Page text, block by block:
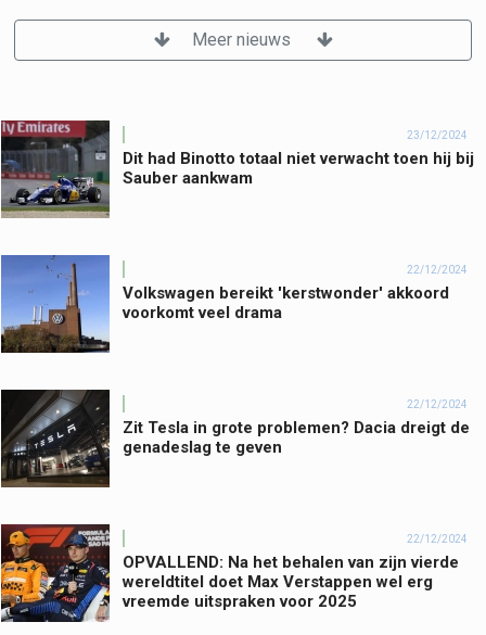
Meer nieuws
23/12/2024
Dit had Binotto totaal niet verwacht toen hij bij
Sauber aankwam
22/12/2024
Volkswagen bereikt 'kerstwonder' akkoord
voorkomt veel drama
22/12/2024
Zit Tesla in grote problemen? Dacia dreigt de
genadeslag te geven
22/12/2024
OPVALLEND: Na het behalen van zijn vierde
wereldtitel doet Max Verstappen wel erg
vreemde uitspraken voor 2025